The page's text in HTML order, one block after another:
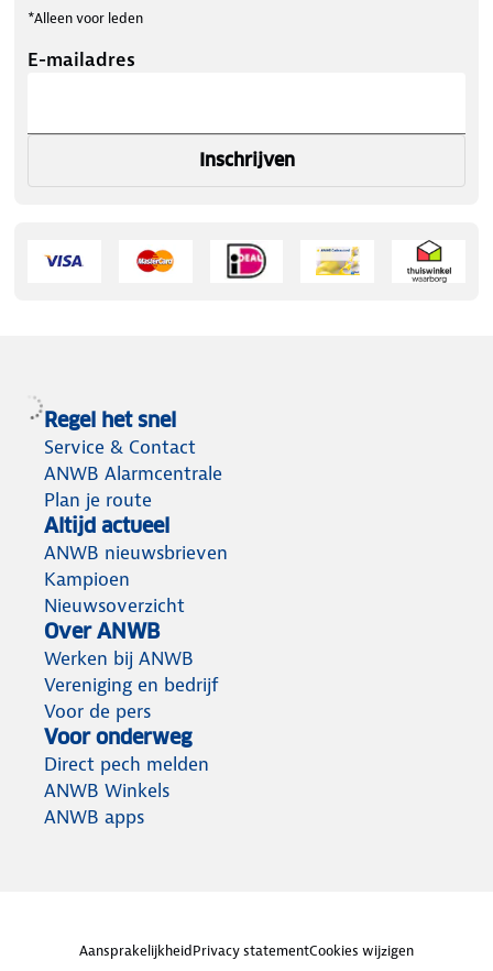
*Alleen voor leden
E-mailadres
Inschrijven
Regel het snel
Service & Contact
ANWB Alarmcentrale
Plan je route
Altijd actueel
ANWB nieuwsbrieven
Kampioen
Nieuwsoverzicht
Over ANWB
Werken bij ANWB
Vereniging en bedrijf
Voor de pers
Voor onderweg
Direct pech melden
ANWB Winkels
ANWB apps
AansprakelijkheidPrivacy statementCookies wijzigen